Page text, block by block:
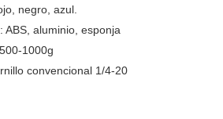
negro, azul.
ABS, aluminio, esponja
1000g
convencional 1/4-20